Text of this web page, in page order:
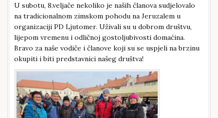
U subotu, 8.veljače nekoliko je naših članova sudjelovalo
na tradicionalnom zimskom pohodu na Jeruzalem u
organizaciji PD Ljutomer. Uživali su u dobrom društvu,
lijepom vremenu i odličnoj gostoljubivosti domaćina.
Bravo za naše vodiče i članove koji su se uspjeli na brzinu
okupiti i biti predstavnici našeg društva!